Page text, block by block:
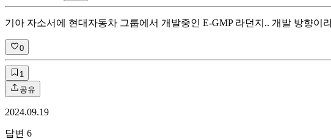
기아 자소서에 현대자동차 그룹에서 개발중인 E-GMP 라던지.. 개발 방향
0
1
공유
2024.09.19
답변 6